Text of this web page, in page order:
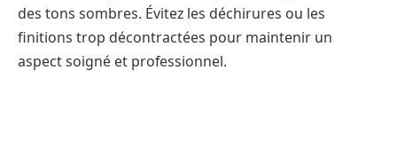
des tons sombres. Évitez les déchirures ou les
finitions trop décontractées pour maintenir un
aspect soigné et professionnel.